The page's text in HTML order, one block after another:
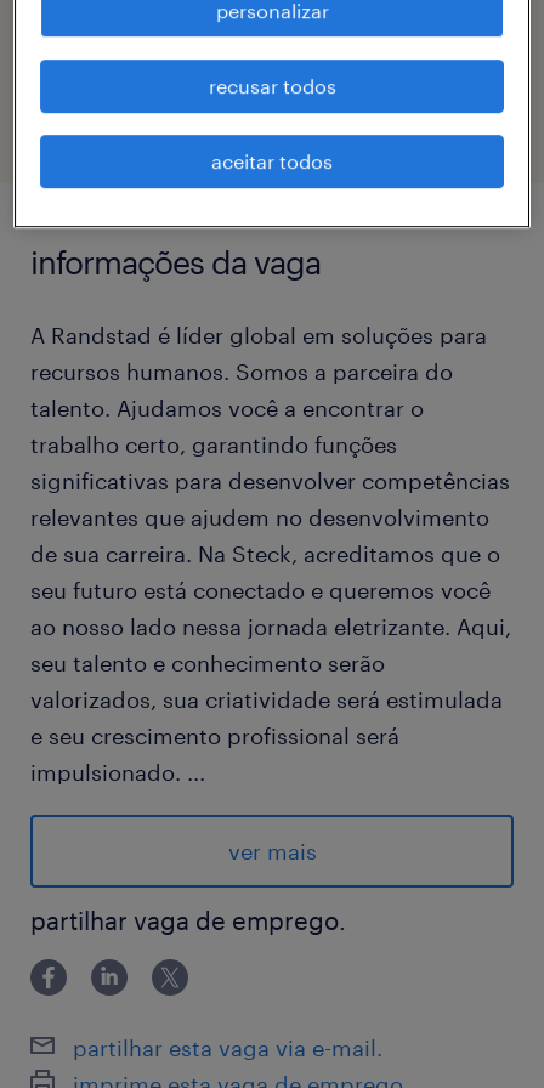
código da vaga
informações da vaga
A Randstad é líder global em soluções para
recursos humanos. Somos a parceira do
talento. Ajudamos você a encontrar o
trabalho certo, garantindo funções
significativas para desenvolver competências
relevantes que ajudem no desenvolvimento
de sua carreira. Na Steck, acreditamos que o
seu futuro está conectado e queremos você
ao nosso lado nessa jornada eletrizante. Aqui,
seu talento e conhecimento serão
valorizados, sua criatividade será estimulada
e seu crescimento profissional será
impulsionado. ...
Modalidade De trabalho: Presencial
Local de trabalho : Guararema/SP
Fretado atende as cidades de: Guararema,
Jacareí e algumas regiões de São José dos
Campos;
Benefícios: Fretado, Refeitorio na empresa,
Tipo de contrato: Temporario - 90 dias
ver mais
partilhar vaga de emprego.
partilhar esta vaga via e-mail.
personalizar
recusar todos
aceitar todos